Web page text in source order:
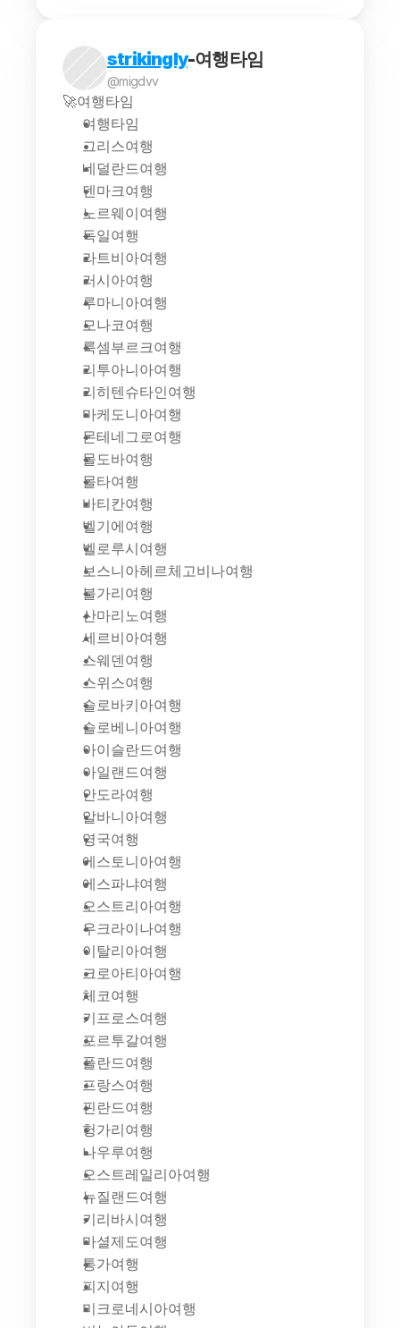
strikingly-여행타임
@migdvv
🚀여행타임
여행타임
그리스여행
네덜란드여행
덴마크여행
노르웨이여행
독일여행
라트비아여행
러시아여행
루마니아여행
모나코여행
룩셈부르크여행
리투아니아여행
리히텐슈타인여행
마케도니아여행
몬테네그로여행
몰도바여행
몰타여행
바티칸여행
벨기에여행
벨로루시여행
보스니아헤르체고비나여행
불가리여행
산마리노여행
세르비아여행
스웨덴여행
스위스여행
슬로바키아여행
슬로베니아여행
아이슬란드여행
아일랜드여행
안도라여행
알바니아여행
영국여행
에스토니아여행
에스파냐여행
오스트리아여행
우크라이나여행
이탈리아여행
크로아티아여행
체코여행
키프로스여행
포르투갈여행
폴란드여행
프랑스여행
핀란드여행
헝가리여행
나우루여행
오스트레일리아여행
뉴질랜드여행
키리바시여행
마셜제도여행
통가여행
피지여행
미크로네시아여행